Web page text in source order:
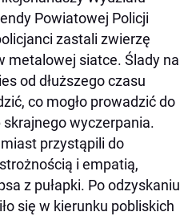
Powiatowej Policji
zastali zwierzę
metalowej siatce. Ślady na
od dłuższego czasu
co mogło prowadzić do
wyczerpania.
przystąpili do
i empatią,
z pułapki. Po odzyskaniu
się w kierunku pobliskich